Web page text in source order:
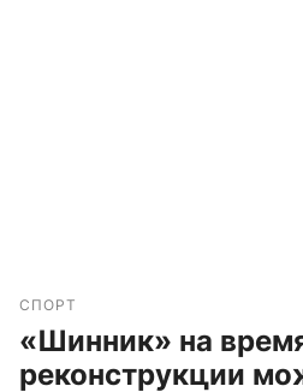
СПОРТ
«Шинник» на
реконструкции